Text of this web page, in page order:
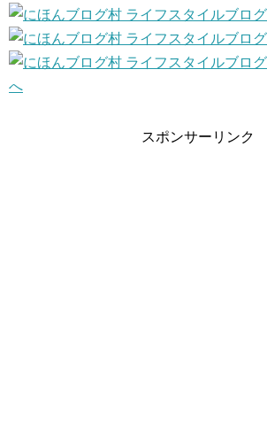
スポンサーリンク